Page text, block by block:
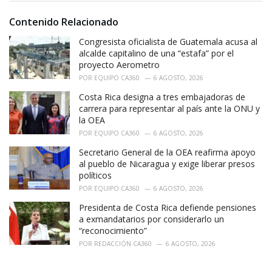
i
s
:
Contenido Relacionado
Congresista oficialista de Guatemala acusa al
alcalde capitalino de una “estafa” por el
proyecto Aerometro
POR EQUIPO CA360 6 AGOSTO, 2026
Costa Rica designa a tres embajadoras de
carrera para representar al país ante la ONU y
la OEA
POR EQUIPO CA360 6 AGOSTO, 2026
Secretario General de la OEA reafirma apoyo
al pueblo de Nicaragua y exige liberar presos
políticos
POR EQUIPO CA360 6 AGOSTO, 2026
Presidenta de Costa Rica defiende pensiones
a exmandatarios por considerarlo un
“reconocimiento”
POR REDACCIÓN CA360 6 AGOSTO, 2026